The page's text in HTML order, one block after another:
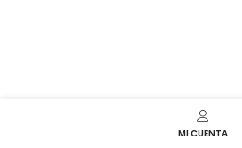
MI CUENTA